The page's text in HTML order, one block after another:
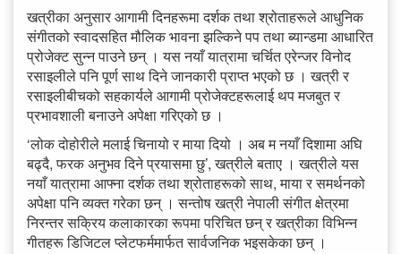
खत्रीका अनुसार आगामी दिनहरूमा दर्शक तथा श्रोताहरूले आधुनिक
संगीतको स्वादसहित मौलिक भावना झल्किने पप तथा ब्यान्डमा आधारित
प्रोजेक्ट सुन्न पाउने छन् । यस नयाँ यात्रामा चर्चित एरेन्जर विनोद
रसाइलीले पनि पूर्ण साथ दिने जानकारी प्राप्त भएको छ । खत्री र
रसाइलीबीचको सहकार्यले आगामी प्रोजेक्टहरूलाई थप मजबुत र
प्रभावशाली बनाउने अपेक्षा गरिएको छ ।
‘लोक दोहोरीले मलाई चिनायो र माया दियो । अब म नयाँ दिशामा अघि
बढ्दै, फरक अनुभव दिने प्रयासमा छु’, खत्रीले बताए । खत्रीले यस
नयाँ यात्रामा आफ्ना दर्शक तथा श्रोताहरूको साथ, माया र समर्थनको
अपेक्षा पनि व्यक्त गरेका छन् । सन्तोष खत्री नेपाली संगीत क्षेत्रमा
निरन्तर सक्रिय कलाकारका रूपमा परिचित छन् र खत्रीका विभिन्न
गीतहरू डिजिटल प्लेटफर्ममार्फत सार्वजनिक भइसकेका छन् ।